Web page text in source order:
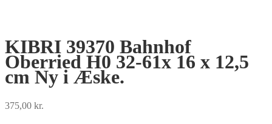
KIBRI 39370 Bahnhof
Oberried H0 32-61x 16 x 12,5
cm Ny i Æske.
375,00 kr.